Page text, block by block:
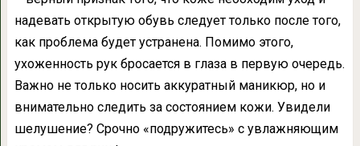
надевать открытую обувь следует только после того,
как проблема будет устранена. Помимо этого,
ухоженность рук бросается в глаза в первую очередь.
Важно не только носить аккуратный маникюр, но и
внимательно следить за состоянием кожи. Увидели
шелушение? Срочно «подружитесь» c увлажняющим